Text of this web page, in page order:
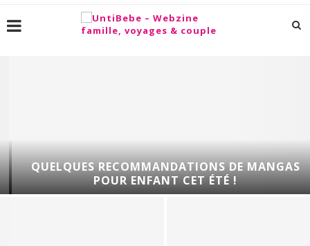
QUELQUES RECOMMANDATIONS DE MANGAS
POUR ENFANT CET ÉTÉ !